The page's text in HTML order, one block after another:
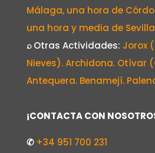
Málaga, una hora de
una hora y media de
⌕Otras Actividades: Jorox
Nieves). Archidona. Otívar
Antequera. Benamejí.
¡CONTACTA CON
✆ +34 951 700 231